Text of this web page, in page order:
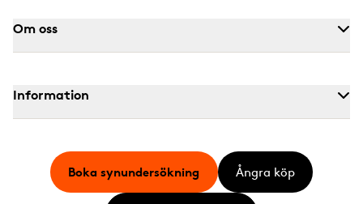
Om oss
Information
Boka synundersökning Ångra köp